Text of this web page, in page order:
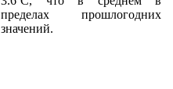
пределах прошлогодних
значений.